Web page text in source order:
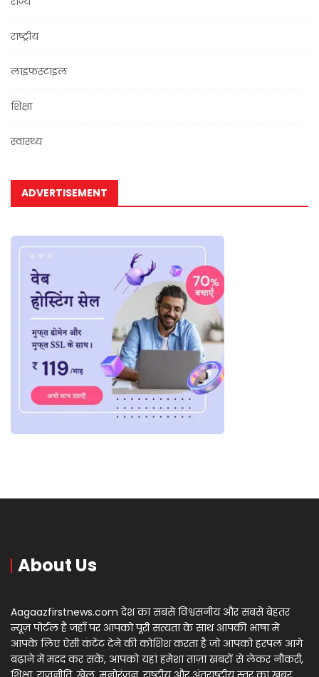
राष्ट्रीय
लाइफस्टाइल
शिक्षा
स्वास्थ्य
ADVERTISEMENT
About Us
Aagaazfirstnews.com देश का सबसे विश्वसनीय और सबसे बेहतर
न्यूज़ पोर्टल है जहाँ पर आपको पूरी सत्यता के साथ आपकी भाषा में
आपके लिए ऐसी कंटेंट देने की कोशिश करता है जो आपको हरपल आगे
बढ़ाने में मदद कर सकें, आपको यहां हमेशा ताज़ा खबरों से लेकर नौकरी,